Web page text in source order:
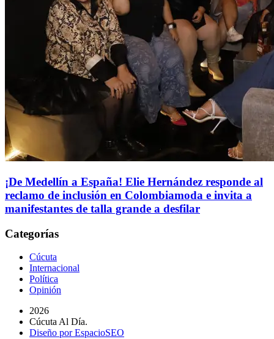
¡De Medellín a España! Elie Hernández responde al
reclamo de inclusión en Colombiamoda e invita a
manifestantes de talla grande a desfilar
Categorías
Cúcuta
Internacional
Política
Opinión
2026
Cúcuta Al Día.
Diseño por EspacioSEO